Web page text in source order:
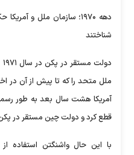
دهه ۱۹۷۰؛ سازمان ملل و
شناختند
ملل متحد را که تا پیش از آن در
آمریکا هشت سال بعد به طور رسمی
قطع کرد و دولت چین مستقر در
با این حال واشنگتن استفاده